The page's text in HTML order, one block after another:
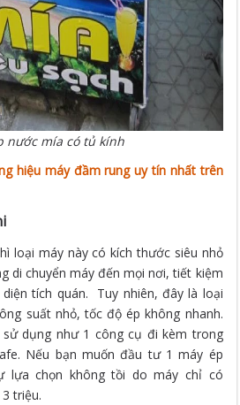
nước mía có tủ kính
hiệu máy đầm rung uy tín nhất trên
loại máy này có kích thước siêu nhỏ
di chuyển máy đến mọi nơi, tiết kiệm
tích quán. Tuy nhiên, đây là loại
suất nhỏ, tốc độ ép không nhanh.
sử dụng như 1 công cụ đi kèm trong
Nếu bạn muốn đầu tư 1 máy ép
lựa chọn không tồi do máy chỉ có
triệu.